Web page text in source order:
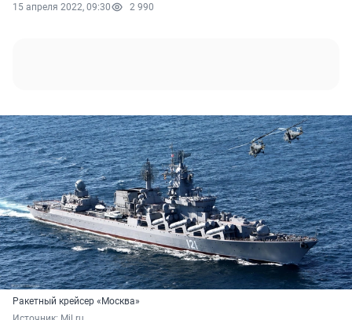
15 апреля 2022, 09:30 2 990
Ракетный крейсер «Москва»